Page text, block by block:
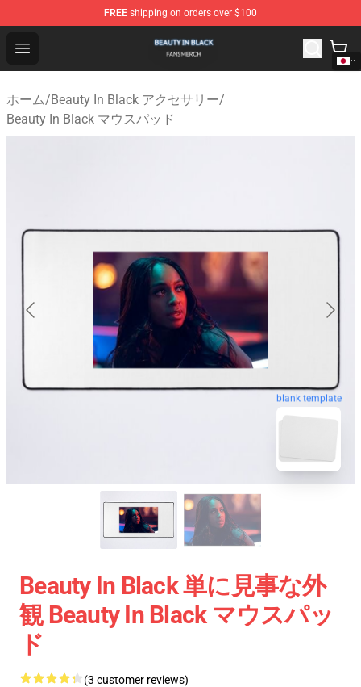
FREE shipping on orders over $100
Open menu
Beauty In Black Shop - Official Beauty In Black
ホーム/Beauty In Black アクセサリー/
Beauty In Black マウスパッド
blank template
Beauty In Black 単に見事な外
観 Beauty In Black マウスパッ
ド
(3 customer reviews)